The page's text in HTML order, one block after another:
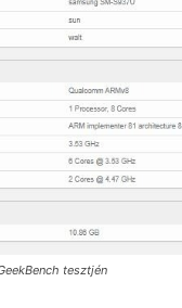
tesztjén